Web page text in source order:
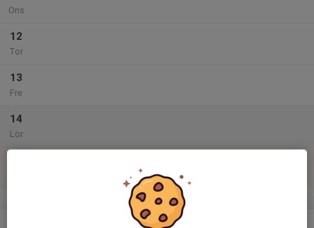
Ons
12
Tor
13
Fre
14
Lör
v.47